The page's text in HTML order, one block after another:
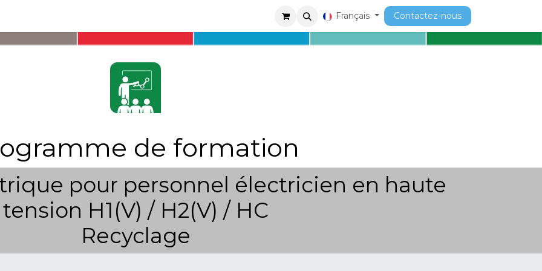
Recrutement Cours Français Contactez-nous
de formation
pour personnel électricien en haute
tension H1(V) / H2(V) / HC
Recyclage